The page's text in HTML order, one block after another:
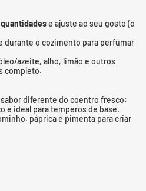
e ajuste ao seu gosto (o
durante o cozimento para perfumar
azeite, alho, limão e outros
completo.
diferente do coentro fresco:
e ideal para temperos de base.
páprica e pimenta para criar